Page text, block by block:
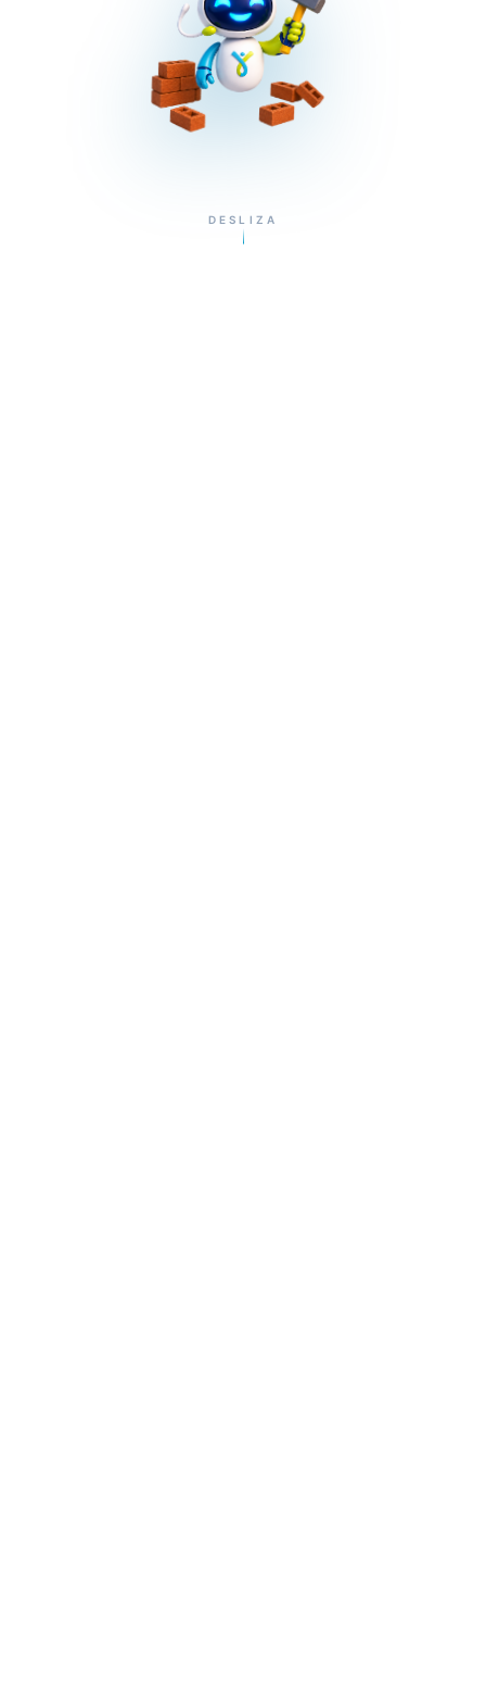
DESLIZA
Creamos un nuevo espacio diseñado para ampliar
nuestra capacidad de atención y brindar una experiencia
más cómoda, moderna y especializada, manteniendo
siempre un enfoque humano y cercano.